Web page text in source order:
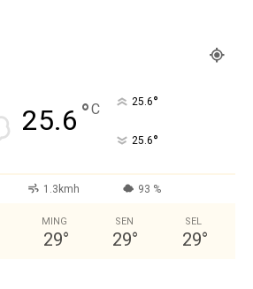
25.6 °C 25.6°
25.6°
1.3kmh 93 %
MING
29°
SEN
29°
SEL
29°